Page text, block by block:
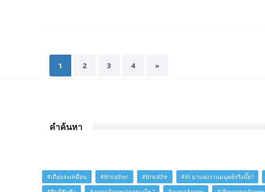
1 2 3 4 »
คำค้นหา
#เกือบจะเหมือน #Breather #Breathe #AI มาแย่งงานมนุษย์จริงมั๊ย?